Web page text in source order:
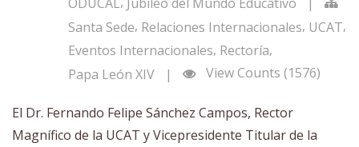
Santa Sede, Relaciones Internacionales, UCAT,
Eventos Internacionales, Rectoría,
Papa León XIV
| View Counts (1576)
El Dr. Fernando Felipe Sánchez Campos, Rector
Magnífico de la UCAT y Vicepresidente Titular de la